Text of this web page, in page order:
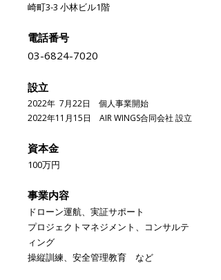
崎町3-3 小林ビル1階
電話番号
03-6824-7020
設立
2022年 7月22日 個人事業開始
2022年11月15日 AIR WINGS合同会社 設立
資本金
100万円
事業内容
ドローン運航、実証サポート
プロジェクトマネジメント、コンサルテ
ィング
操縦訓練、安全管理教育 など